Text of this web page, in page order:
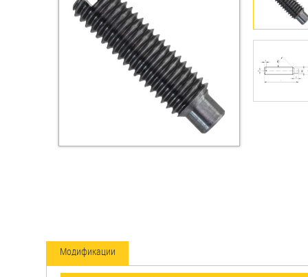
Гайки
Дюймовый крепёж
Заклепки (Гайки-Заклепки)
резьбой
Оснастка и аксессуары для
Модификации